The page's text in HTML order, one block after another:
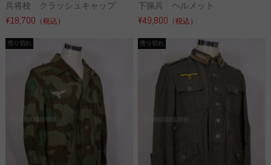
兵将校 クラッシュキャップ ...
¥18,700 （税込）
下猟兵 ヘルメット
¥49,800 （税込）
売り切れ 売り切れ